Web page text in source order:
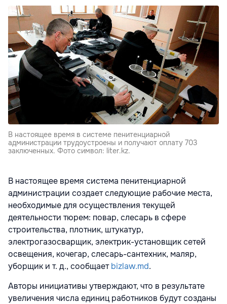
В настоящее время в системе пенитенциарной
администрации трудоустроены и получают оплату 703
заключенных. Фото символ: liter.kz.
В настоящее время система пенитенциарной
администрации создает следующие рабочие места,
необходимые для осуществления текущей
деятельности тюрем: повар, слесарь в сфере
строительства, плотник, штукатур,
электрогазосварщик, электрик-установщик сетей
освещения, кочегар, слесарь-сантехник, маляр,
уборщик и т. д., сообщаетbizlaw.md.
Авторы инициативы утверждают, что в результате
увеличения числа единиц работников будут созданы